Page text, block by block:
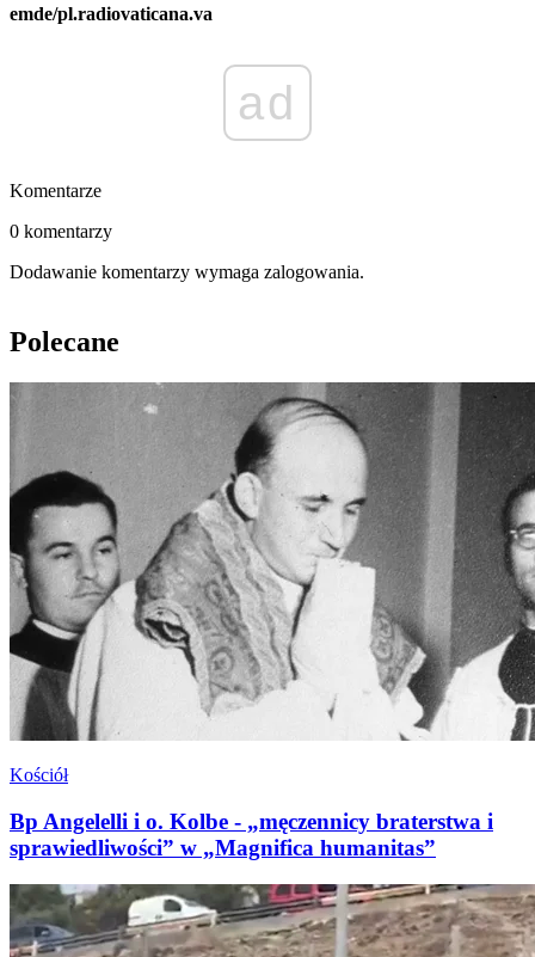
emde/pl.radiovaticana.va
ad
Komentarze
0 komentarzy
Dodawanie komentarzy wymaga zalogowania.
Polecane
Kościół
Bp Angelelli i o. Kolbe - „męczennicy braterstwa i
sprawiedliwości” w „Magnifica humanitas”